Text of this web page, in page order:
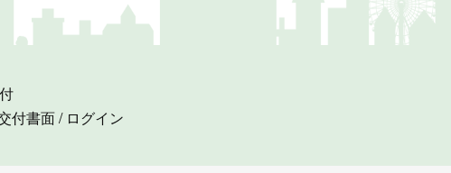
付書面/ ログイン